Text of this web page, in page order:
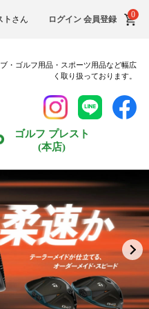
ト さん ログイン 会員登録 0
・ゴルフ用品・スポーツ用品など幅広
く取り扱っております。
ゴルフ プレスト
(本店)